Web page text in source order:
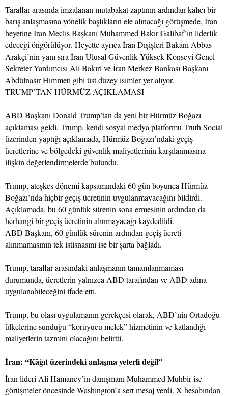
Taraflar arasında imzalanan mutabakat zaptının ardından kalıcı bir
barış anlaşmasına yönelik başlıkların ele alınacağı görüşmede, İran
heyetine İran Meclis Başkanı Muhammed Bakır Galibaf’ın liderlik
edeceği öngörülüyor. Heyette ayrıca İran Dışişleri Bakanı Abbas
Arakçi’nin yanı sıra İran Ulusal Güvenlik Yüksek Konseyi Genel
Sekreter Yardımcısı Ali Bakıri ve İran Merkez Bankası Başkanı
Abdülnasır Himmeti gibi üst düzey isimler yer alıyor.
TRUMP’TAN HÜRMÜZ AÇIKLAMASI
ABD Başkanı Donald Trump’tan da yeni bir Hürmüz Boğazı
açıklaması geldi. Trump, kendi sosyal medya platformu Truth Social
üzerinden yaptığı açıklamada, Hürmüz Boğazı’ndaki geçiş
ücretlerine ve bölgedeki güvenlik maliyetlerinin karşılanmasına
ilişkin değerlendirmelerde bulundu.
Trump, ateşkes dönemi kapsamındaki 60 gün boyunca Hürmüz
Boğazı’nda hiçbir geçiş ücretinin uygulanmayacağını bildirdi.
Açıklamada, bu 60 günlük sürenin sona ermesinin ardından da
herhangi bir geçiş ücretinin alınmayacağı kaydedildi.
ABD Başkanı, 60 günlük sürenin ardından geçiş ücreti
alınmamasının tek istisnasını ise bir şarta bağladı.
Trump, taraflar arasındaki anlaşmanın tamamlanmaması
durumunda, ücretlerin yalnızca ABD tarafından ve ABD adına
uygulanabileceğini ifade etti.
Trump, bu olası uygulamanın gerekçesi olarak, ABD’nin Ortadoğu
ülkelerine sunduğu “koruyucu melek” hizmetinin ve katlandığı
maliyetlerin tazmini olacağını belirtti.
İran: “Kâğıt üzerindeki anlaşma yeterli değil”
İran lideri Ali Hamaney’in danışmanı Muhammed Muhbir ise
görüşmeler öncesinde Washington’a sert mesaj verdi. X hesabından